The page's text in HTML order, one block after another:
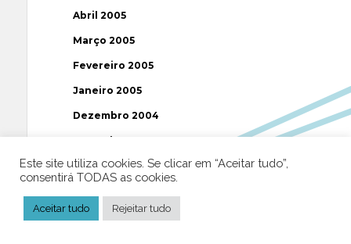
Abril 2005
Março 2005
Fevereiro 2005
Janeiro 2005
Dezembro 2004
Novembro 2004
Outubro 2004
Agosto 2004
Este site utiliza cookies. Se clicar em “Aceitar tudo”,
consentirá TODAS as cookies.
Aceitar tudo Rejeitar tudo